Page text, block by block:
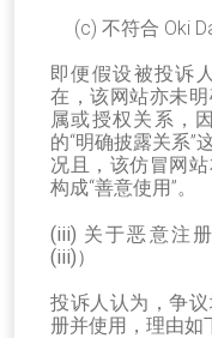
(c) 不符合 Oki
即便假设被投诉
在，该网站亦未
属或授权关系，
的“明确披露关系”
况且，该仿冒网
构成“善意使用”。
(iii) 关于恶意注
(iii)）
投诉人认为，争
册并使用，理由如